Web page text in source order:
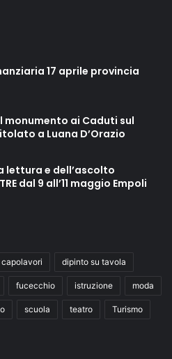
17 aprile provincia
monumento ai Caduti sul
a Luana D’Orazio
lettura e dell’ascolto
dal 9 all’11 maggio Empoli
capolavori dipinto su tavola
fucecchio istruzione moda
scuola teatro Turismo